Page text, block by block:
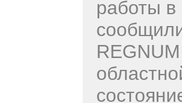
работы в